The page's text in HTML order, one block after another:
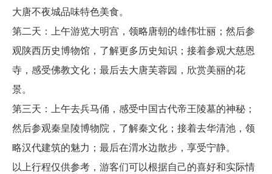
大唐不夜城品味特色美食。
第二天：上午游览大明宫，领略唐朝的雄伟壮丽；然后参
观陕西历史博物馆，了解更多历史知识；接着参观大慈恩
寺，感受佛教文化；最后去大唐芙蓉园，欣赏美丽的花
景。
第三天：上午去兵马俑，感受中国古代帝王陵墓的神秘；
然后参观秦皇陵博物院，了解秦文化；接着去华清池，领
略汉代建筑的魅力；最后在渭水边散步，享受宁静。
以上行程仅供参考，游客们可以根据自己的喜好和实际情